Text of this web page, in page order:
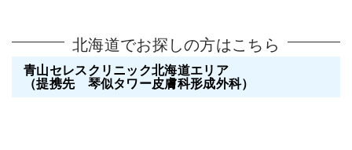
北海道でお探しの方はこちら
青山セレスクリニック北海道エリア
（提携先 琴似タワー皮膚科形成外科）